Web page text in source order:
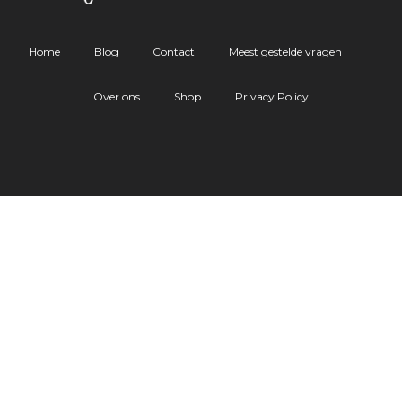
Home Blog Contact Meest gestelde vragen
Over ons Shop Privacy Policy